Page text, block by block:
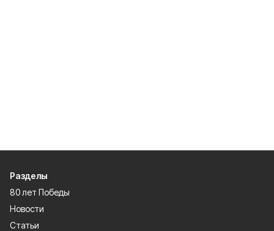
Разделы
80 лет Победы
Новости
Статьи